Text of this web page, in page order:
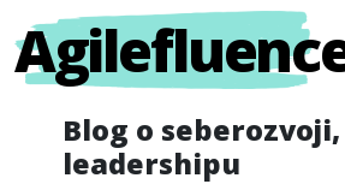
Blog o
leadershipu